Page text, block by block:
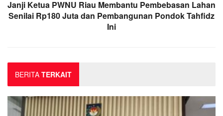
Janji Ketua PWNU Riau Membantu Pembebasan Lahan
Senilai Rp180 Juta dan Pembangunan Pondok Tahfidz
Ini
BERITA TERKAIT